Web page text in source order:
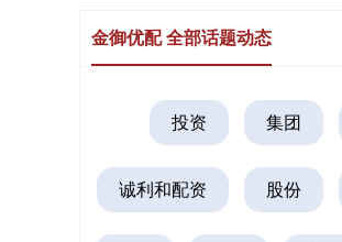
金御优配 全部话题动态
投资 集团
诚利和配资 股份